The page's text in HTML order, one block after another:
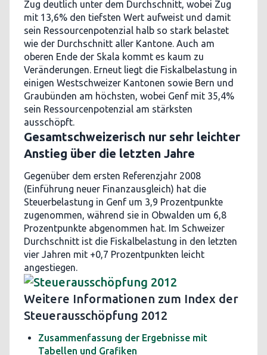
Zug deutlich unter dem Durchschnitt, wobei Zug
mit 13,6% den tiefsten Wert aufweist und damit
sein Ressourcenpotenzial halb so stark belastet
wie der Durchschnitt aller Kantone. Auch am
oberen Ende der Skala kommt es kaum zu
Veränderungen. Erneut liegt die Fiskalbelastung in
einigen Westschweizer Kantonen sowie Bern und
Graubünden am höchsten, wobei Genf mit 35,4%
sein Ressourcenpotenzial am stärksten
ausschöpft.
Gesamtschweizerisch nur sehr leichter
Anstieg über die letzten Jahre
Gegenüber dem ersten Referenzjahr 2008
(Einführung neuer Finanzausgleich) hat die
Steuerbelastung in Genf um 3,9 Prozentpunkte
zugenommen, während sie in Obwalden um 6,8
Prozentpunkte abgenommen hat. Im Schweizer
Durchschnitt ist die Fiskalbelastung in den letzten
vier Jahren mit +0,7 Prozentpunkten leicht
angestiegen.
Weitere Informationen zum Index der
Steuerausschöpfung 2012
Zusammenfassung der Ergebnisse mit
Tabellen und Grafiken